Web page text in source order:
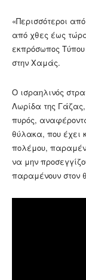
«Περισσότεροι
από χθες έως
εκπρόσωπος
στην Χαμάς.
Ο ισραηλινός
Λωρίδα της
πυρός,
θύλακα, που έχει
πολέμου,
να μην
παραμένουν στον